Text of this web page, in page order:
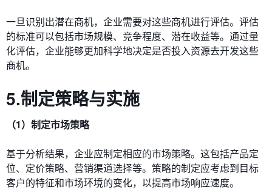
一旦识别出潜在商机，企业需要对这些商机进行评估。评估
的标准可以包括市场规模、竞争程度、潜在收益等。通过量
化评估，企业能够更加科学地决定是否投入资源去开发这些
商机。
5.制定策略与实施
（1）制定市场策略
基于分析结果，企业应制定相应的市场策略。这包括产品定
位、定价策略、营销渠道选择等。策略的制定应考虑到目标
客户的特征和市场环境的变化，以提高市场响应速度。